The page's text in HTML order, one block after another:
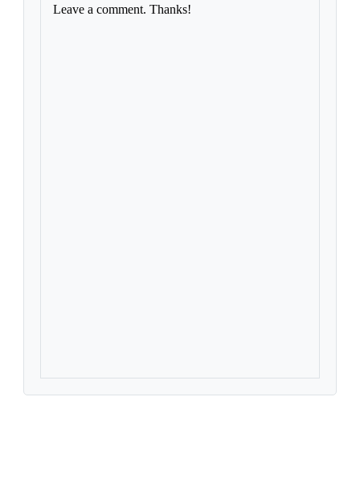
Leave a comment. Thanks!